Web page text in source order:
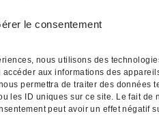
le consentement
nous utilisons des
accéder aux informations des
permettra de traiter des données
les ID uniques sur ce site. Le fait de
peut avoir un effet négatif
des Charentes,
traditionnelle,